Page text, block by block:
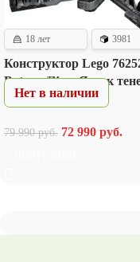
18 лет 3981
Конструктор Lego
Batcave™ – «Ящик
Нет в наличии
79 990руб. 72 990 руб.